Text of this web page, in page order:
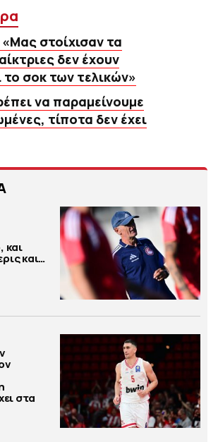
στοίχισαν τα
δεν έχουν
το σοκ των τελικών»
να παραμείνουμε
τίποτα δεν έχει
και
και…
στα